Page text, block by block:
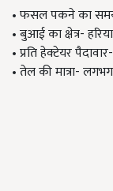
• फसल पकने का
• बुआई का क्षेत्र-
• प्रति हेक्टेयर
• तेल की मात्रा-